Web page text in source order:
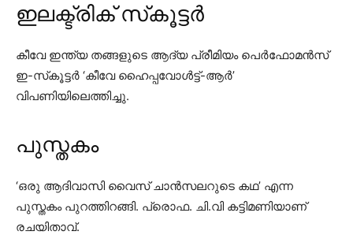
ഇലക്ട്രിക് സ്‌കൂട്ടർ
കീവേ ഇന്ത്യ തങ്ങളുടെ ആദ്യ പ്രീമിയം പെർഫോമൻസ്
ഇ-സ്‌കൂട്ടർ ‘കീവേ ഹൈപ്പവോൾട്ട്-ആർ’
വിപണിയിലെത്തിച്ചു.
പുസ്തകം
‘ഒരു ആദിവാസി വൈസ് ചാൻസലറുടെ കഥ’ എന്ന
പുസ്തകം പുറത്തിറങ്ങി. പ്രൊഫ. ചി.വി കട്ടിമണിയാണ്
രചയിതാവ്.